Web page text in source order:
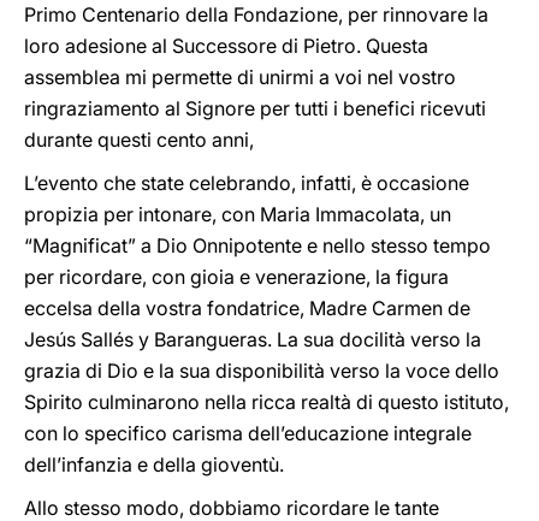
Primo Centenario della Fondazione, per rinnovare la
loro adesione al Successore di Pietro. Questa
assemblea mi permette di unirmi a voi nel vostro
ringraziamento al Signore per tutti i benefici ricevuti
durante questi cento anni,
L’evento che state celebrando, infatti, è occasione
propizia per intonare, con Maria Immacolata, un
“Magnificat” a Dio Onnipotente e nello stesso tempo
per ricordare, con gioia e venerazione, la figura
eccelsa della vostra fondatrice, Madre Carmen de
Jesús Sallés y Barangueras. La sua docilità verso la
grazia di Dio e la sua disponibilità verso la voce dello
Spirito culminarono nella ricca realtà di questo istituto,
con lo specifico carisma dell’educazione integrale
dell’infanzia e della gioventù.
Allo stesso modo, dobbiamo ricordare le tante